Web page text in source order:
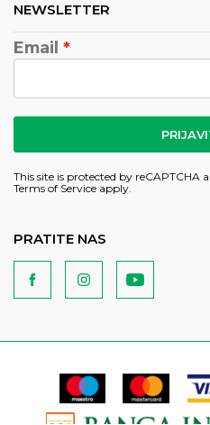
NEWSLETTER
Email
This site is protected by reCAPTCHA
Terms of Service apply.
PRATITE NAS